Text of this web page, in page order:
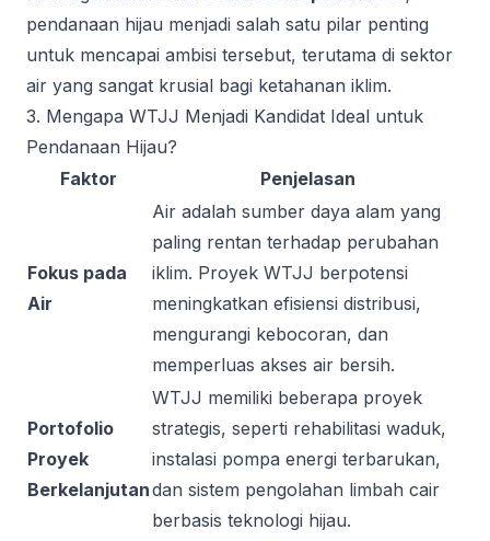
pendanaan hijau menjadi salah satu pilar penting
untuk mencapai ambisi tersebut, terutama di sektor
air yang sangat krusial bagi ketahanan iklim.
3. Mengapa WTJJ Menjadi Kandidat Ideal untuk
Pendanaan Hijau?
Faktor
Penjelasan
Fokus pada
Air
Air adalah sumber daya alam yang
paling rentan terhadap perubahan
iklim. Proyek WTJJ berpotensi
meningkatkan efisiensi distribusi,
mengurangi kebocoran, dan
memperluas akses air bersih.
Portofolio
Proyek
Berkelanjutan
WTJJ memiliki beberapa proyek
strategis, seperti rehabilitasi waduk,
instalasi pompa energi terbarukan,
dan sistem pengolahan limbah cair
berbasis teknologi hijau.